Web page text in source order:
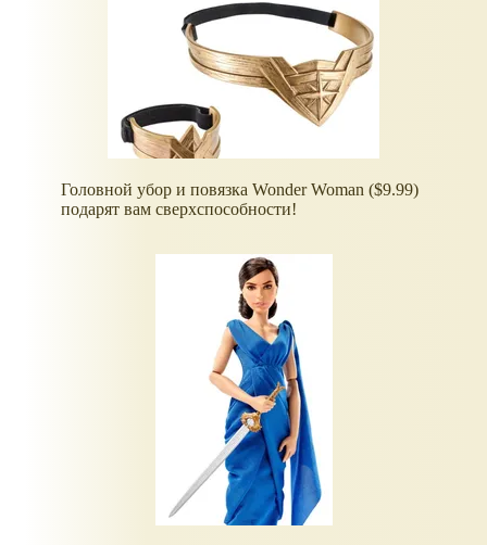
Головной убор и повязка Wonder Woman ($9.99)
подарят вам сверхспособности!